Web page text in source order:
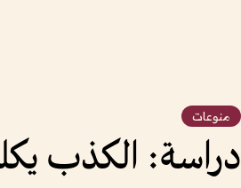
منوعات
دراسة: الكذب